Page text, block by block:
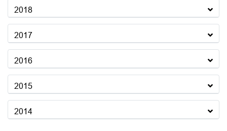
2018
2017
2016
2015
2014